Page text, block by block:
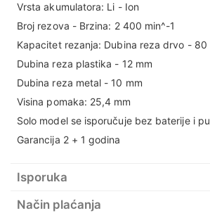
Vrsta akumulatora: Li - Ion
Broj rezova - Brzina: 2 400 min^-1
Kapacitet rezanja: Dubina reza drvo - 80
Dubina reza plastika - 12 mm
Dubina reza metal - 10 mm
Visina pomaka: 25,4 mm
Solo model se isporučuje bez baterije i
Garancija 2 + 1 godina
Isporuka
Način plaćanja